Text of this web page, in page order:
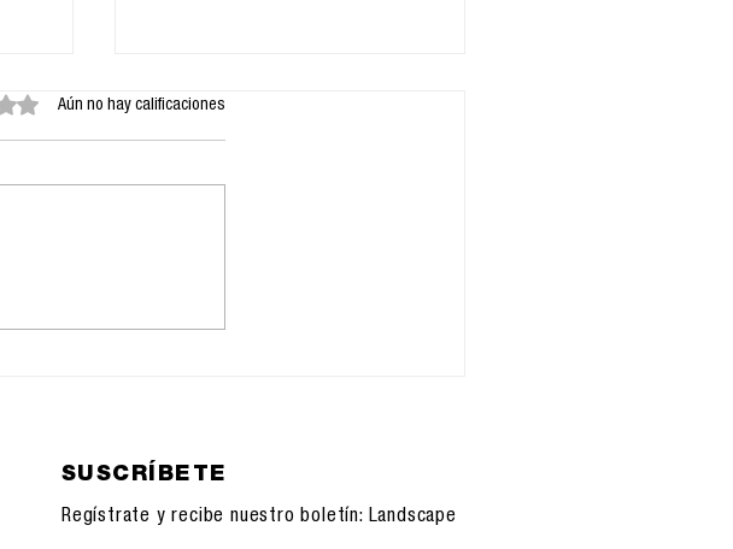
de 5 estrellas.
Aún no hay calificaciones
SUSCRÍBETE
Regístrate y recibe nuestro boletín: Landscape